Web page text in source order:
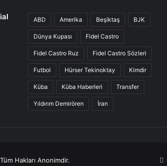
ABD Amerika Beşiktaş BJK
Dünya Kupası Fidel Castro
Fidel Castro Ruz Fidel Castro Sözleri
Futbol Hürser Tekinoktay Kimdir
Küba Küba Haberleri Transfer
Yıldırım Demirören İran
Hakları Anonimdir.